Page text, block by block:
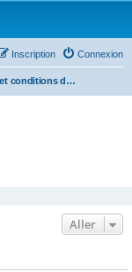
Connexion
Inscription
Météo et conditions de vol
Aller